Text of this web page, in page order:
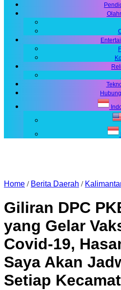
Home / Berita Daerah /
Giliran DPC
yang Gelar
Covid-19,
Saya Akan
Setiap